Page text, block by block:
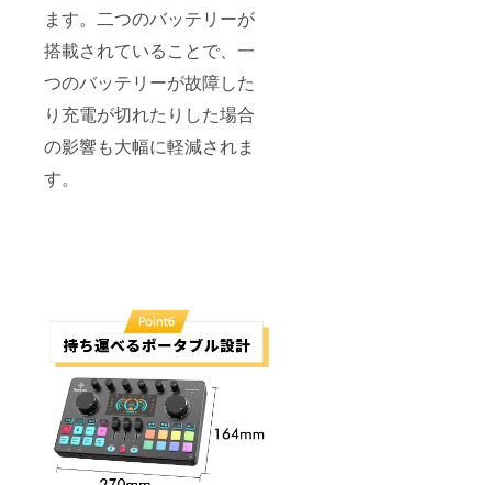
ます。二つのバッテリーが
搭載されていることで、一
つのバッテリーが故障した
り充電が切れたりした場合
の影響も大幅に軽減されま
す。